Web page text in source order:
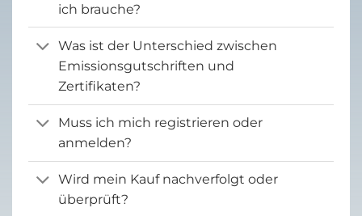
ich brauche?
Was ist der Unterschied zwischen
Emissionsgutschriften und
Zertifikaten?
Muss ich mich registrieren oder
anmelden?
Wird mein Kauf nachverfolgt oder
überprüft?